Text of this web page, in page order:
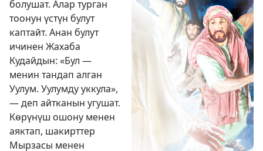
болушат. Алар турган
тоонун үстүн булут
каптайт. Анан булут
ичинен Жахаба
Кудайдын: «Бул —
менин тандап алган
Уулум. Уулумду уккула»,
— деп айтканын угушат.
Көрүнүш ошону менен
аяктап, шакирттер
Мырзасы менен